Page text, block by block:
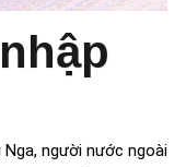
người nước ngoài